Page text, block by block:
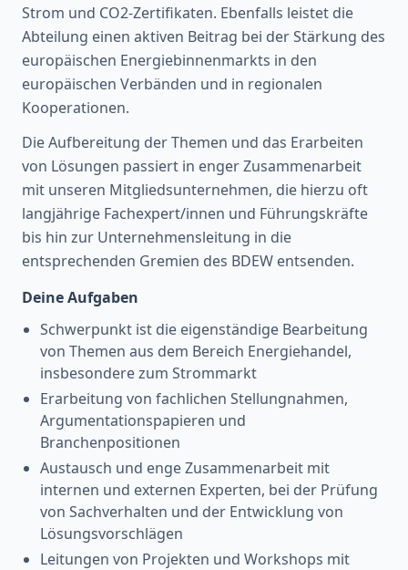
Strom und CO2-Zertifikaten. Ebenfalls leistet die
Abteilung einen aktiven Beitrag bei der Stärkung des
europäischen Energiebinnenmarkts in den
europäischen Verbänden und in regionalen
Kooperationen.
Die Aufbereitung der Themen und das Erarbeiten
von Lösungen passiert in enger Zusammenarbeit
mit unseren Mitgliedsunternehmen, die hierzu oft
langjährige Fachexpert/innen und Führungskräfte
bis hin zur Unternehmensleitung in die
entsprechenden Gremien des BDEW entsenden.
Deine Aufgaben
Schwerpunkt ist die eigenständige Bearbeitung
von Themen aus dem Bereich Energiehandel,
insbesondere zum Strommarkt
Erarbeitung von fachlichen Stellungnahmen,
Argumentationspapieren und
Branchenpositionen
Austausch und enge Zusammenarbeit mit
internen und externen Experten, bei der Prüfung
von Sachverhalten und der Entwicklung von
Lösungsvorschlägen
Leitungen von Projekten und Workshops mit